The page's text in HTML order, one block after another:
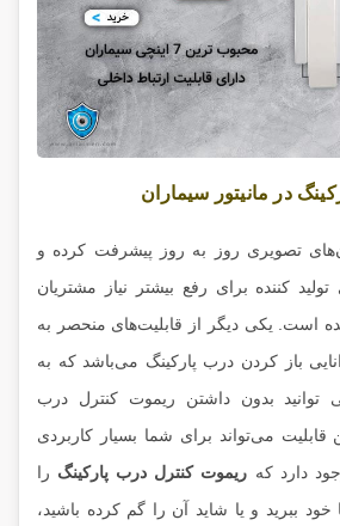
در مانیتور سیماران
تصویری روز به روز پیشرفت کرده و
کننده برای رفع بیشتر نیاز مشتریان
است. یکی دیگر از قابلیت‌های منحصر به
باز کردن درب پارکینگ می‌باشد که به
توانید بدون داشتن ریموت کنترل درب
قابلیت می‌تواند برای شما بسیار کاربردی
دارد که ریموت کنترل درب پارکینگ را
ببرید و یا شاید آن را گم کرده‌ باشید،